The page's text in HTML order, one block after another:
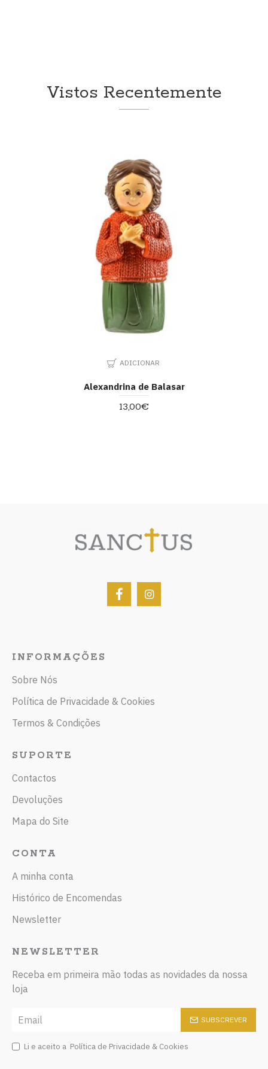
Vistos Recentemente
Alexandrina de Balasar
13,00€
ADICIONAR
INFORMAÇÕES
Sobre Nós
Política de Privacidade & Cookies
Termos & Condições
SUPORTE
Contactos
Devoluções
Mapa do Site
CONTA
A minha conta
Histórico de Encomendas
Newsletter
NEWSLETTER
Receba em primeira mão todas as novidades da nossa
loja
SUBSCREVER
Li e aceito a Política de Privacidade & Cookies